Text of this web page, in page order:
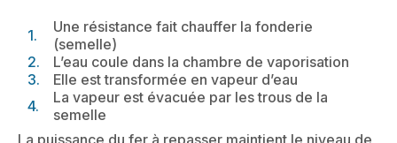
Une résistance fait chauffer la fonderie
(semelle)
L’eau coule dans la chambre de vaporisation
Elle est transformée en vapeur d’eau
La vapeur est évacuée par les trous de la
semelle
La puissance du fer à repasser maintient le niveau de